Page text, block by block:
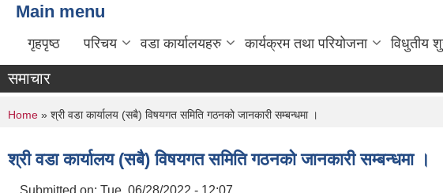
Main menu
गृहपृष्ठ परिचय वडा कार्यालयहरु कार्यक्रम तथा परियोजना विधुतीय
समाचार
You are here
Home » श्री वडा कार्यालय (सबै) विषयगत समिति गठनको जानकारी सम्बन्धमा ।
श्री वडा कार्यालय (सबै) विषयगत समिति गठनको जानकारी सम्बन्धमा ।
Submitted on: Tue, 06/28/2022 - 12:07